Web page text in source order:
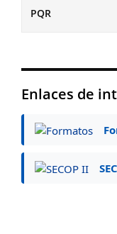
PQR
Enlaces de